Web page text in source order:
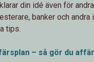
din idé även för
banker och
tips.
– så gör du